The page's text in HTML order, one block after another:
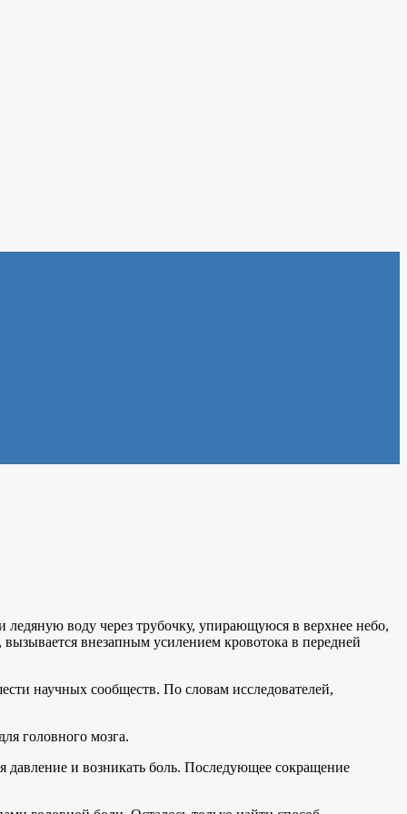
воду через трубочку, упирающуюся в верхнее небо,
внезапным усилением кровотока в передней
научных сообществ. По словам исследователей,
головного мозга.
давление и возникать боль. Последующее сокращение